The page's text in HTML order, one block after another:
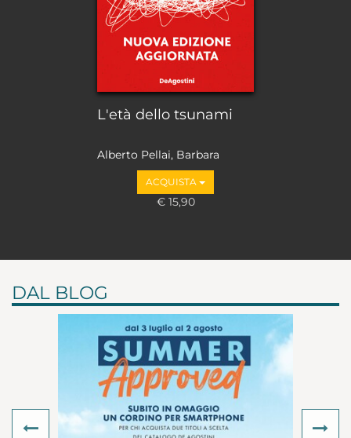
L'età dello tsunami
Alberto Pellai, Barbara
Tamborini
ACQUISTA
€ 15,90
DAL BLOG
Previous